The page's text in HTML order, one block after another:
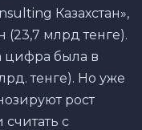
Казахстан»,
(23,7 млрд тенге).
цифра была в
тенге). Но уже
рост
с